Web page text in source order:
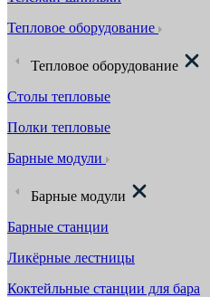
Тепловое оборудование
Тепловое оборудование
Столы тепловые
Полки тепловые
Барные модули
Барные модули
Барные станции
Ликёрные лестницы
Коктейльные станции для бара